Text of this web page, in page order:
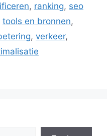
, ranking, seo
tools en bronnen,
, verkeer,